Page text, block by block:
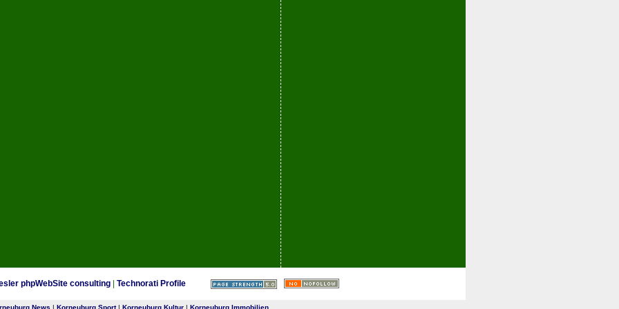
phpWebSite consulting Technorati Profile
News | Korneuburg Sport| Korneuburg Kultur | Korneuburg Immobilien